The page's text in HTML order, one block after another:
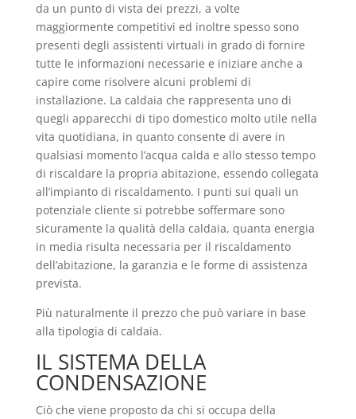
da un punto di vista dei prezzi, a volte
maggiormente competitivi ed inoltre spesso sono
presenti degli assistenti virtuali in grado di fornire
tutte le informazioni necessarie e iniziare anche a
capire come risolvere alcuni problemi di
installazione. La caldaia che rappresenta uno di
quegli apparecchi di tipo domestico molto utile nella
vita quotidiana, in quanto consente di avere in
qualsiasi momento l’acqua calda e allo stesso tempo
di riscaldare la propria abitazione, essendo collegata
all’impianto di riscaldamento. I punti sui quali un
potenziale cliente si potrebbe soffermare sono
sicuramente la qualità della caldaia, quanta energia
in media risulta necessaria per il riscaldamento
dell’abitazione, la garanzia e le forme di assistenza
prevista.
Più naturalmente il prezzo che può variare in base
alla tipologia di caldaia.
IL SISTEMA DELLA
CONDENSAZIONE
Ciò che viene proposto da chi si occupa della